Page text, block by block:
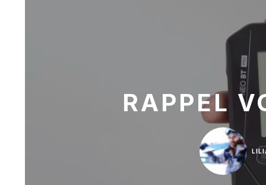
RAPPEL